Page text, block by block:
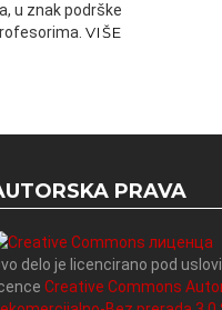
u znak podrške
VIŠE
PRAVA
delo je licencirano pod
Creative Commons